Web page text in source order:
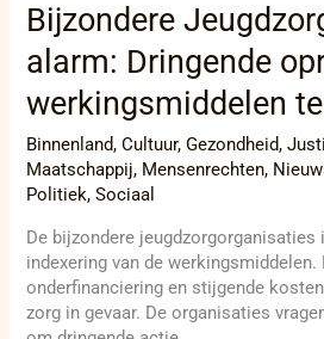
Bijzondere
alarm: Dringende
werkingsmiddelen
Binnenland,Cultuur,Gezondheid,
Maatschappij, Mensenrechten,
Politiek,Sociaal
De bijzondere jeugdzorgorganisaties
indexering van de werkingsmiddelen.
onderfinanciering en stijgende
zorg in gevaar. De organisaties